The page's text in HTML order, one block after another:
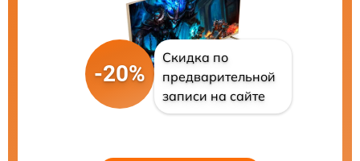
-20%
Скидка по
предварительной
записи на сайте